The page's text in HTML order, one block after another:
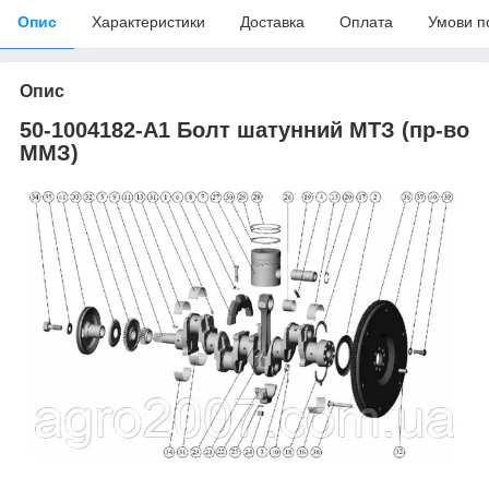
Опис Характеристики Доставка Оплата Умови
Опис
50-1004182-А1 Болт шатунний МТЗ (пр-во
ММЗ)